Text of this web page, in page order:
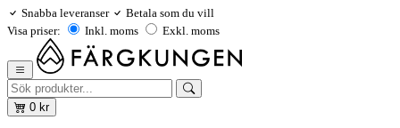
Snabba leveranser
Betala som du vill
Visa priser:
Inkl. moms Exkl. moms
0 kr